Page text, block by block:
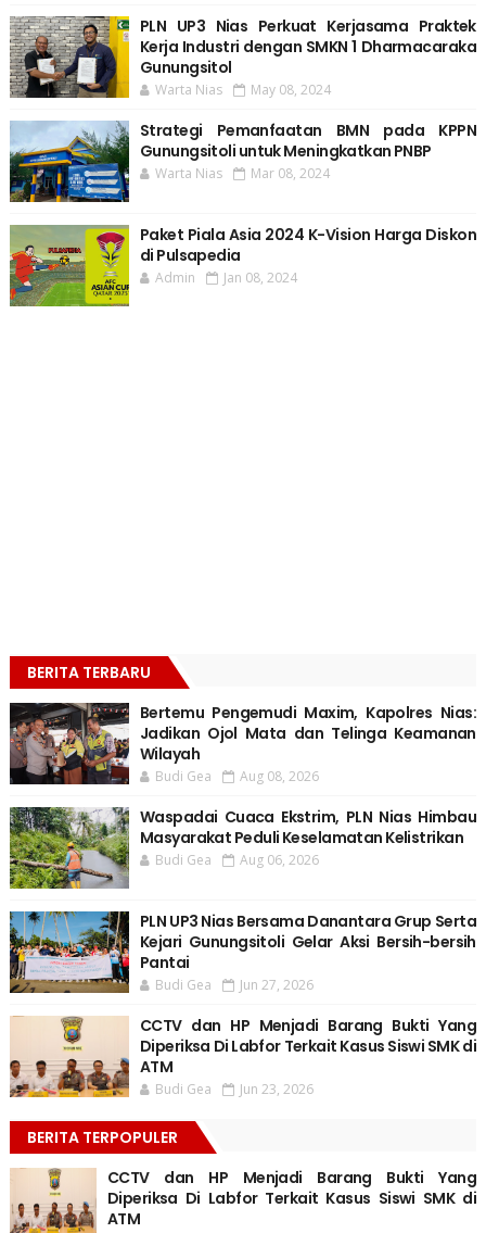
PLN UP3 Nias Perkuat Kerjasama Praktek
Kerja Industri dengan SMKN 1 Dharmacaraka
Gunungsitol
Warta Nias May 08, 2024
Strategi Pemanfaatan BMN pada KPPN
Gunungsitoli untuk Meningkatkan PNBP
Warta Nias Mar 08, 2024
Paket Piala Asia 2024 K-Vision Harga Diskon
di Pulsapedia
Admin Jan 08, 2024
BERITA TERBARU
Bertemu Pengemudi Maxim, Kapolres Nias:
Jadikan Ojol Mata dan Telinga Keamanan
Wilayah
Budi Gea Aug 08, 2026
Waspadai Cuaca Ekstrim, PLN Nias Himbau
Masyarakat Peduli Keselamatan Kelistrikan
Budi Gea Aug 06, 2026
PLN UP3 Nias Bersama Danantara Grup Serta
Kejari Gunungsitoli Gelar Aksi Bersih-bersih
Pantai
Budi Gea Jun 27, 2026
CCTV dan HP Menjadi Barang Bukti Yang
Diperiksa Di Labfor Terkait Kasus Siswi SMK di
ATM
Budi Gea Jun 23, 2026
BERITA TERPOPULER
CCTV dan HP Menjadi Barang Bukti Yang
Diperiksa Di Labfor Terkait Kasus Siswi SMK di
ATM